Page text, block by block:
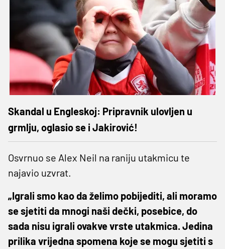
Skandal u Engleskoj: Pripravnik ulovljen u
grmlju, oglasio se i Jakirović!
Osvrnuo se Alex Neil na raniju utakmicu te
najavio uzvrat.
„Igrali smo kao da želimo pobijediti, ali moramo
se sjetiti da mnogi naši dečki, posebice, do
sada nisu igrali ovakve vrste utakmica. Jedina
prilika vrijedna spomena koje se mogu sjetiti s